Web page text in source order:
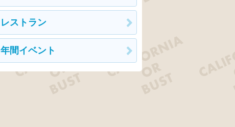
レストラン
年間イベント